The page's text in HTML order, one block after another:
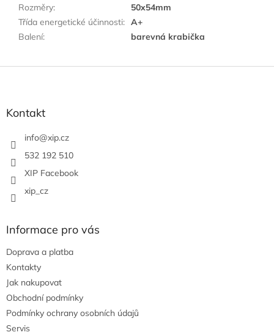
Rozměry:
50x54mm
Třída energetické účinnosti: A+
Balení: barevná krabička
Kontakt
info@xip.cz
532 192 510
XIP Facebook
xip_cz
Informace pro vás
Doprava a platba
Kontakty
Jak nakupovat
Obchodní podmínky
Podmínky ochrany osobních údajů
Servis